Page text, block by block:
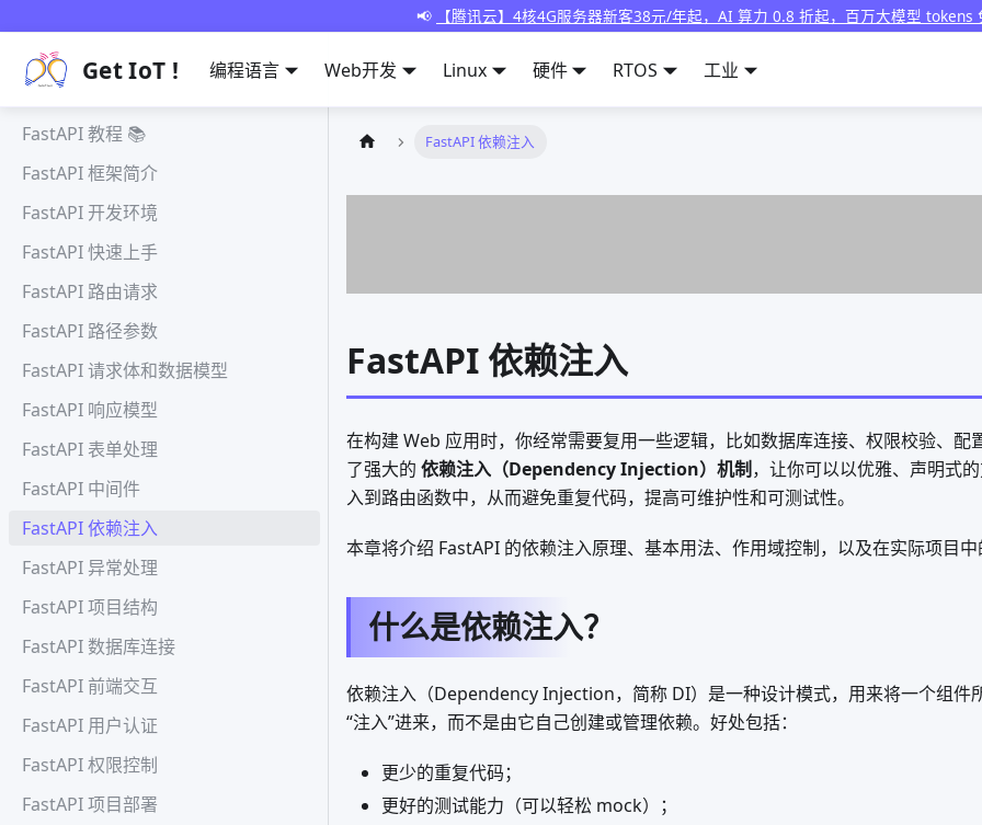
📢 【腾讯云】4核4G服务器新客38元/年起，AI 算力 0.8 折起，百万大模型 tokens
Get IoT ! 编程语言 Web开发 Linux 硬件 RTOS 工业
FastAPI 教程 📚
FastAPI 框架简介
FastAPI 开发环境
FastAPI 快速上手
FastAPI 路由请求
FastAPI 路径参数
FastAPI 请求体和数据模型
FastAPI 响应模型
FastAPI 表单处理
FastAPI 中间件
FastAPI 依赖注入
FastAPI 异常处理
FastAPI 项目结构
FastAPI 数据库连接
FastAPI 前端交互
FastAPI 用户认证
FastAPI 权限控制
FastAPI 项目部署
FastAPI 依赖注入
FastAPI 依赖注入
在构建 Web 应用时，你经常需要复用一些逻辑，比如数据库连接、权限校验、配
了强大的 依赖注入（Dependency Injection）机制 ，让你可以以优雅、声明式
入到路由函数中，从而避免重复代码，提高可维护性和可测试性。
本章将介绍 FastAPI 的依赖注入原理、基本用法、作用域控制，以及在实际项目中
什么是依赖注入？
依赖注入（Dependency Injection，简称 DI）是一种设计模式，用来将一个组件
“注入”进来，而不是由它自己创建或管理依赖。好处包括：
更少的重复代码；
更好的测试能力（可以轻松 mock）；